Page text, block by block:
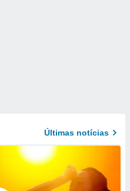
Últimas notícias